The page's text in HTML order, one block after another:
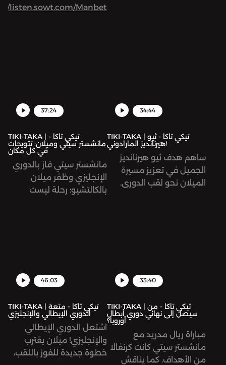
listen.sowt.com/Manbet
37:24
TIKI-TAKA | تيكي تاكا -
مانشستر سيتي وميلان: تتويجات
في كل مكان
مانشستر سيتي فاز بالدوري
الإنجليزي وظفر ميلان
بالكالتشيو؛ رحلة ليست
34:44
TIKI-TAKA | تيكي تاكا - ثيو
هيرنانديز المارادوني!
ساهم هدف ثيو هيرنانديز
الجميل في تعزيز مسيرة
الميلان نحو لقب الدوري.
46:03
TIKI-TAKA | تيكي تاكا - متعة
الدوري الإيطالي والإنجليزي
اشتعل الدوري الإيطالي
والإنجليزي! ميلان يقترب
خطوة جديدة للفوز باللقب،
33:40
TIKI-TAKA | تيكي تاكا - من
سيصل إلى نهائي دوري أبطال
أوروبا؟
مباراة ريال مدريد مع
مانشستر سيتي كانت كرنفالًا
من الأهداف. كما يناقش